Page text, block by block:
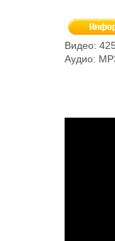
Видео:
Аудио: